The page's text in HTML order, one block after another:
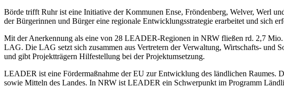
Börde trifft Ruhr ist eine Initiative der Kommunen Ense, Fröndenberg, Welver, Werl
der Bürgerinnen und Bürger eine regionale Entwicklungsstrategie erarbeitet und sich
Mit der Anerkennung als eine von 28 LEADER-Regionen in NRW fließen rd. 2,7
LAG. Die LAG setzt sich zusammen aus Vertretern der Verwaltung, Wirtschafts- und
und gibt Projektträgern Hilfestellung bei der Projektumsetzung.
LEADER ist eine Fördermaßnahme der EU zur Entwicklung des ländlichen Raumes.
sowie Mitteln des Landes. In NRW ist LEADER ein Schwerpunkt im Programm